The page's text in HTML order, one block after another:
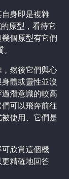
身即是複雜
的原型，看待它
個原型有它們
然後它們與心
體或靈性並沒
潛意識的較高
可以飛奔前往
使用、它們是
欣賞這個機
精確地回答